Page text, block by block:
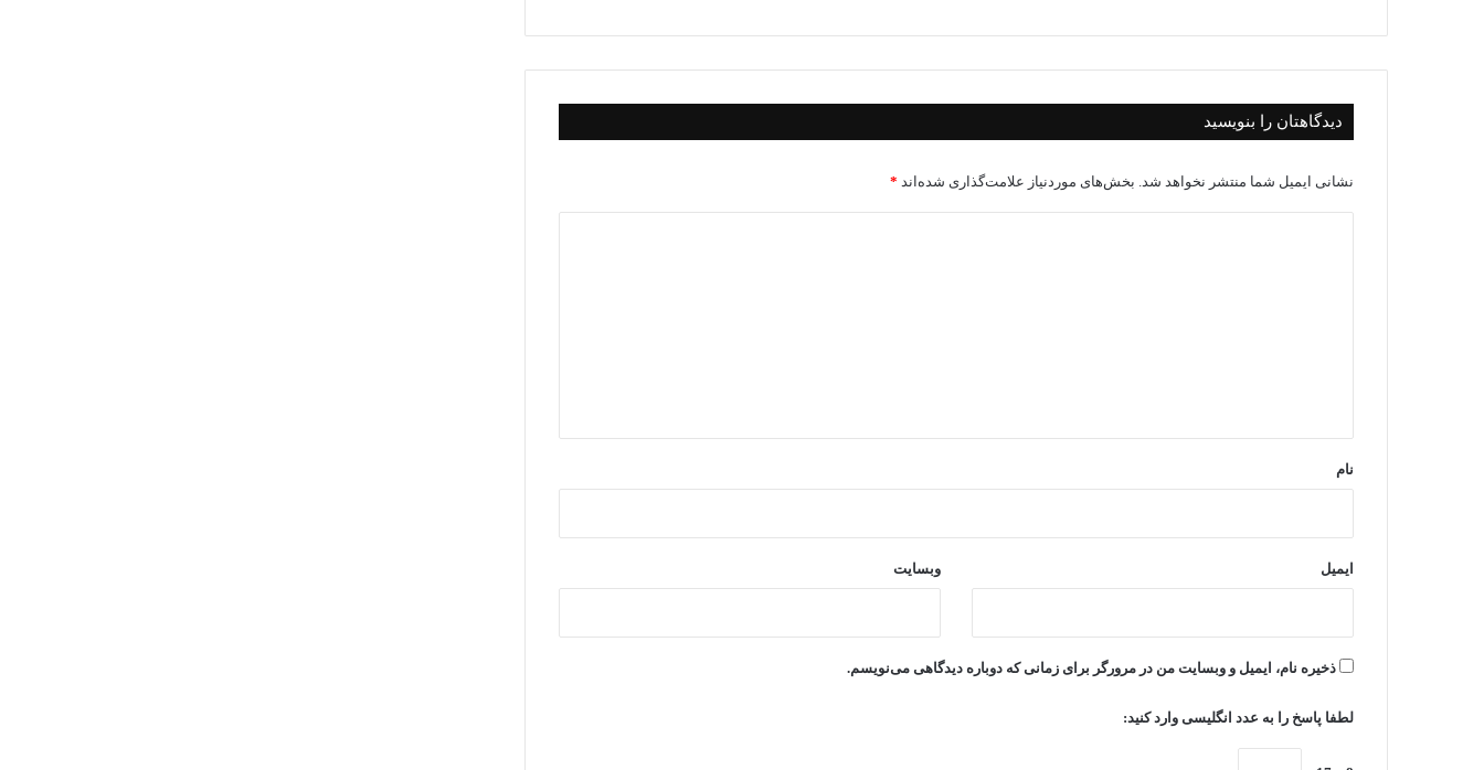
دیدگاهتان را بنویسید
نشانی ایمیل شما منتشر نخواهد شد. بخش‌های موردنیاز علامت‌گذاری شده‌اند *
نام
ایمیل وبسایت
ذخیره نام، ایمیل و وبسایت من در مرورگر برای زمانی که دوباره دیدگاهی می‌نویسم.
لطفا پاسخ را به عدد انگلیسی وارد کنید: